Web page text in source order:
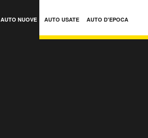
AUTO NUOVE AUTO USATE AUTO D'EPOCA